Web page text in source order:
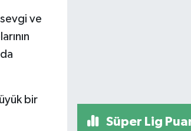
ve
bir
Süper Lig